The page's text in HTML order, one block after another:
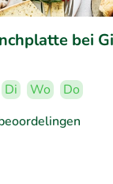
bei
Di Wo
Do